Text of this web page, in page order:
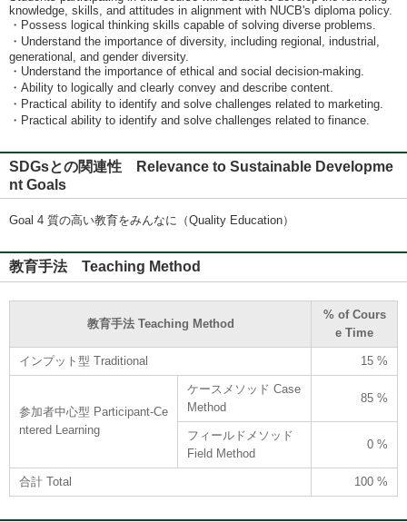
knowledge, skills, and attitudes in alignment with NUCB's diploma policy.
・Possess logical thinking skills capable of solving diverse problems.
・Understand the importance of diversity, including regional, industrial,
generational, and gender diversity.
・Understand the importance of ethical and social decision-making.
・Ability to logically and clearly convey and describe content.
・Practical ability to identify and solve challenges related to marketing.
・Practical ability to identify and solve challenges related to finance.
SDGsとの関連性 Relevance to Sustainable Developme
nt Goals
Goal 4 質の高い教育をみんなに（Quality Education）
教育手法 Teaching Method
教育手法 Teaching Method
% of Cours
e Time
インプット型 Traditional 15 %
参加者中心型 Participant-Ce
ntered Learning
ケースメソッド Case
Method
85 %
フィールドメソッド
Field Method
0 %
合計 Total 100 %